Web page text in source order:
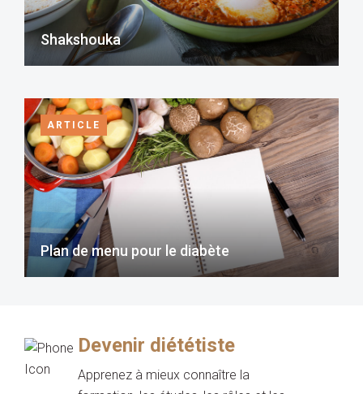
Shakshouka
ARTICLE
Plan de menu pour le diabète
Devenir diététiste
Apprenez à mieux connaître la